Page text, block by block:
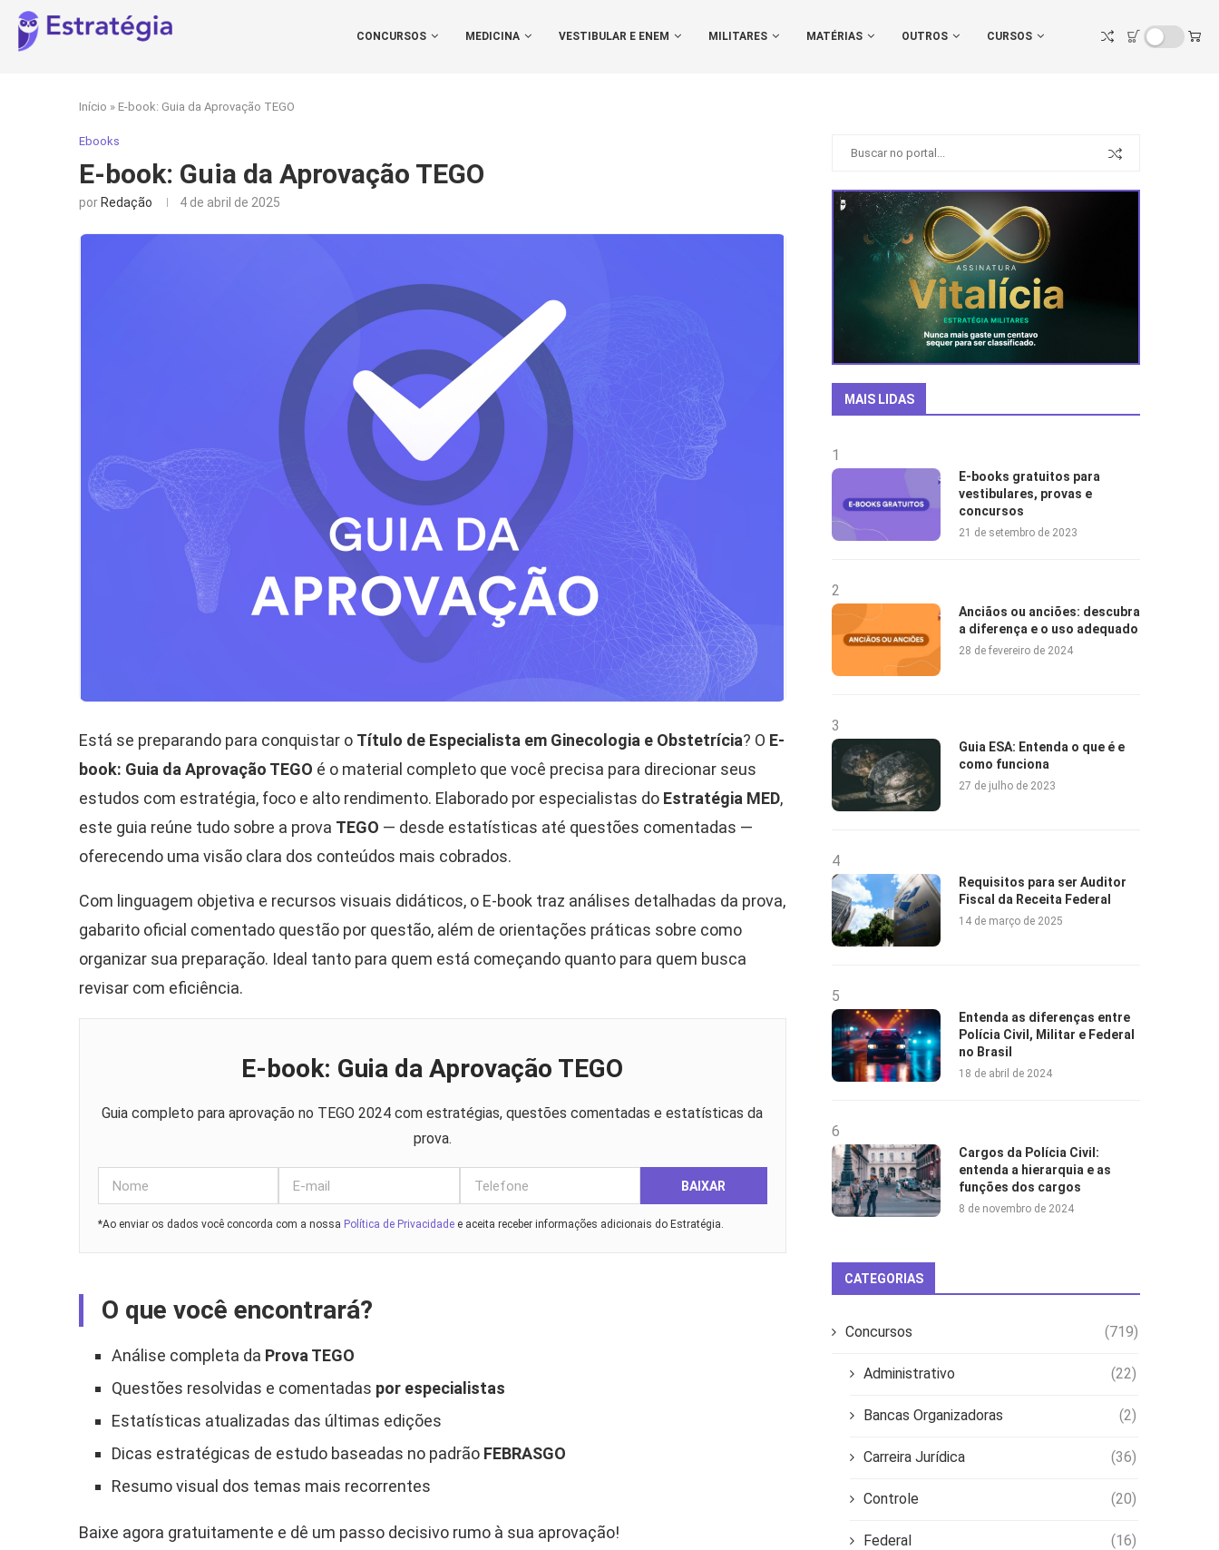
CONCURSOS MEDICINA VESTIBULAR E ENEM MILITARES MATÉRIAS OUTROS CURSOS
Início » E-book: Guia da Aprovação TEGO
Ebooks
E-book: Guia da Aprovação TEGO
por Redação 4 de abril de 2025
Está se preparando para conquistar o Título de Especialista em Ginecologia e Obstetrícia? O E-
book: Guia da Aprovação TEGO é o material completo que você precisa para direcionar seus
estudos com estratégia, foco e alto rendimento. Elaborado por especialistas do Estratégia MED,
este guia reúne tudo sobre a prova TEGO — desde estatísticas até questões comentadas —
oferecendo uma visão clara dos conteúdos mais cobrados.
Com linguagem objetiva e recursos visuais didáticos, o E-book traz análises detalhadas da prova,
gabarito oficial comentado questão por questão, além de orientações práticas sobre como
organizar sua preparação. Ideal tanto para quem está começando quanto para quem busca
revisar com eficiência.
E-book: Guia da Aprovação TEGO
Guia completo para aprovação no TEGO 2024 com estratégias, questões comentadas e estatísticas da
prova.
BAIXAR
*Ao enviar os dados você concorda com a nossa Política de Privacidade e aceita receber informações adicionais do Estratégia.
O que você encontrará?
Análise completa da Prova TEGO
Questões resolvidas e comentadas por especialistas
Estatísticas atualizadas das últimas edições
Dicas estratégicas de estudo baseadas no padrão FEBRASGO
Resumo visual dos temas mais recorrentes
Baixe agora gratuitamente e dê um passo decisivo rumo à sua aprovação!
MAIS LIDAS
1
E-books gratuitos para
vestibulares, provas e
concursos
21 de setembro de 2023
2
Anciãos ou anciões: descubra
a diferença e o uso adequado
28 de fevereiro de 2024
3
Guia ESA: Entenda o que é e
como funciona
27 de julho de 2023
4
Requisitos para ser Auditor
Fiscal da Receita Federal
14 de março de 2025
5
Entenda as diferenças entre
Polícia Civil, Militar e Federal
no Brasil
18 de abril de 2024
6
Cargos da Polícia Civil:
entenda a hierarquia e as
funções dos cargos
8 de novembro de 2024
CATEGORIAS
Concursos (719)
Administrativo (22)
Bancas Organizadoras (2)
Carreira Jurídica (36)
Controle (20)
Federal (16)